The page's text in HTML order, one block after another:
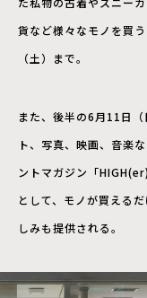
貨など様々なモノを買
（土）まで。
また、後半の6月11日
ト、写真、映画、音楽
ントマガジン「
として、モノが買える
しみも提供される。